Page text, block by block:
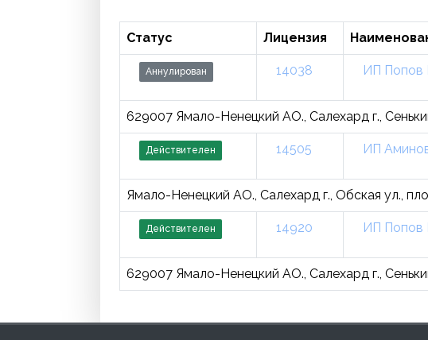
Статус Лицензия
Аннулирован 14038 ИП Попов
629007 Ямало-Ненецкий АО., Салехард г.,
Действителен 14505 ИП
Ямало-Ненецкий АО., Салехард г., Обская ул.,
Действителен 14920 ИП Попов
629007 Ямало-Ненецкий АО., Салехард г.,